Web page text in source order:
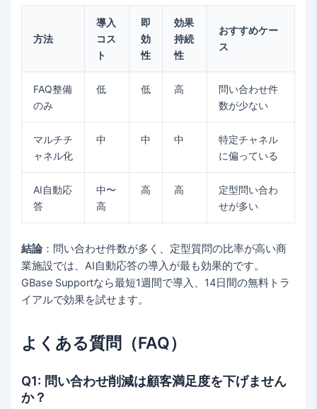
方法
導入
コス
ト
即
効
性
効果
持続
性
おすすめケー
ス
FAQ整備
のみ
低 低 高
問い合わせ件
数が少ない
マルチチ
ャネル化
中 中 中
特定チャネル
に偏っている
AI自動応
答
中〜
高
高 高
定型問い合わ
せが多い
結論 ：問い合わせ件数が多く、定型質問の比率が高い商
業施設では、AI自動応答の導入が最も効果的です。
GBase Supportなら最短1週間で導入、14日間の無料トラ
イアルで効果を試せます。
よくある質問（FAQ）
Q1: 問い合わせ削減は顧客満足度を下げません
か？